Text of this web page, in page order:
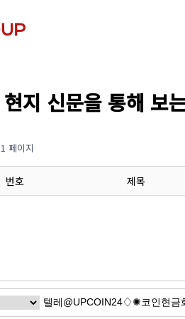
현지 신문을 통해
1 페이지
번호 제목